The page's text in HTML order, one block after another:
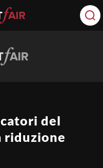
del
riduzione